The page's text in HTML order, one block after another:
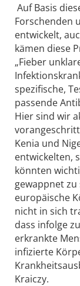
Auf Basis
Forschenden
entwickelt,
kämen diese
„Fieber
spezifische,
passende
Hier sind wir
Kenia und
entwickelten,
könnten
gewappnet
europäische
nicht in sich
dass infolge
erkrankte
infizierte
Kraiczy.